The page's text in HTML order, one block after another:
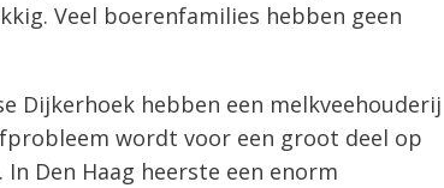
Veel boerenfamilies hebben geen
Dijkerhoek hebben een melkveehouderij
wordt voor een groot deel op
Den Haag heerste een enorm